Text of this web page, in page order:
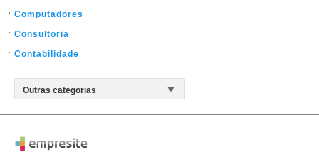
Computadores
Consultoria
Contabilidade